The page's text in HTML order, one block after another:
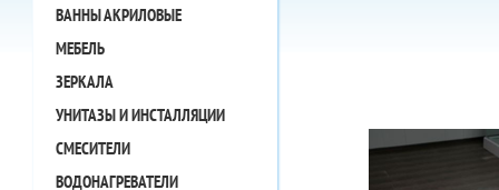
ВАННЫ АКРИЛОВЫЕ
МЕБЕЛЬ
ЗЕРКАЛА
УНИТАЗЫ И ИНСТАЛЛЯЦИИ
СМЕСИТЕЛИ
ВОДОНАГРЕВАТЕЛИ